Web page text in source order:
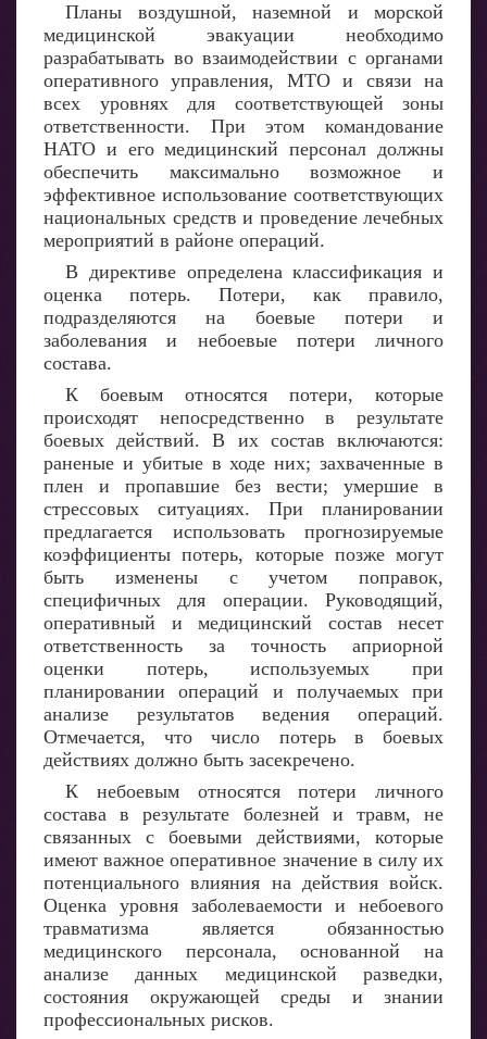
Планы воздушной, наземной и морской
медицинской эвакуации необходимо
разрабатывать во взаимодействии с органами
оперативного управления, МТО и связи на
всех уровнях для соответствующей зоны
ответственности. При этом командование
НАТО и его медицинский персонал должны
обеспечить максимально возможное и
эффективное использование соответствующих
национальных средств и проведение лечебных
мероприятий в районе операций.
В директиве определена классификация и
оценка потерь. Потери, как правило,
подразделяются на боевые потери и
заболевания и небоевые потери личного
состава.
К боевым относятся потери, которые
происходят непосредственно в результате
боевых действий. В их состав включаются:
раненые и убитые в ходе них; захваченные в
плен и пропавшие без вести; умершие в
стрессовых ситуациях. При планировании
предлагается использовать прогнозируемые
коэффициенты потерь, которые позже могут
быть изменены с учетом поправок,
специфичных для операции. Руководящий,
оперативный и медицинский состав несет
ответственность за точность априорной
оценки потерь, используемых при
планировании операций и получаемых при
анализе результатов ведения операций.
Отмечается, что число потерь в боевых
действиях должно быть засекречено.
К небоевым относятся потери личного
состава в результате болезней и травм, не
связанных с боевыми действиями, которые
имеют важное оперативное значение в силу их
потенциального влияния на действия войск.
Оценка уровня заболеваемости и небоевого
травматизма является обязанностью
медицинского персонала, основанной на
анализе данных медицинской разведки,
состояния окружающей среды и знании
профессиональных рисков.